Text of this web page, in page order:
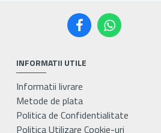
INFORMATII UTILE
Informatii livrare
Metode de plata
Politica de Confidentialitate
Politica Utilizare Cookie-uri